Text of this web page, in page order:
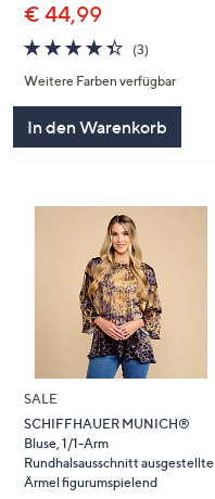
€ 44,99
4.3
von
5
(3)3
Weitere Farben verfügbar
In den Warenkorb
SALE
SCHIFFHAUER MUNICH®
Bluse, 1/1-Arm
Rundhalsausschnitt ausgestellte
Ärmel figurumspielend